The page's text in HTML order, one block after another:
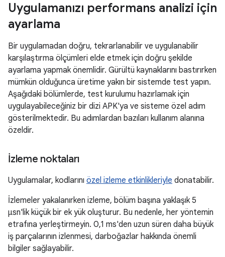
Uygulamanızı performans analizi için
ayarlama
Bir uygulamadan doğru, tekrarlanabilir ve uygulanabilir
karşılaştırma ölçümleri elde etmek için doğru şekilde
ayarlama yapmak önemlidir. Gürültü kaynaklarını bastırırken
mümkün olduğunca üretime yakın bir sistemde test yapın.
Aşağıdaki bölümlerde, test kurulumu hazırlamak için
uygulayabileceğiniz bir dizi APK'ya ve sisteme özel adım
gösterilmektedir. Bu adımlardan bazıları kullanım alanına
özeldir.
İzleme noktaları
Uygulamalar, kodlarını özel izleme etkinlikleriyle donatabilir.
İzlemeler yakalanırken izleme, bölüm başına yaklaşık 5
μsn'lik küçük bir ek yük oluşturur. Bu nedenle, her yöntemin
etrafına yerleştirmeyin. 0,1 ms'den uzun süren daha büyük
iş parçalarının izlenmesi, darboğazlar hakkında önemli
bilgiler sağlayabilir.